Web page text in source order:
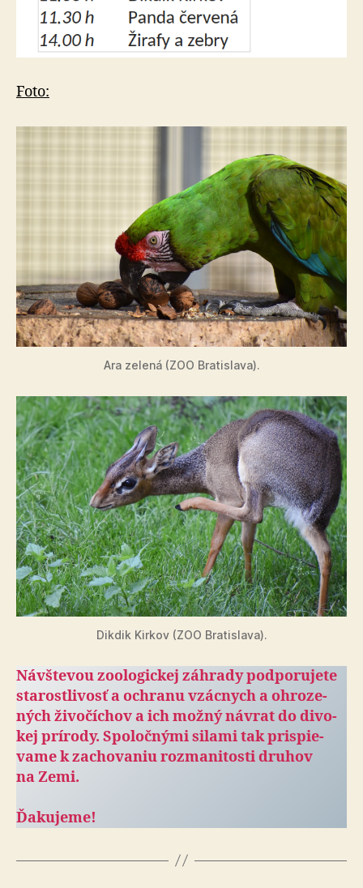
Foto:
Ara zelená (ZOO Bratislava).
Dikdik Kirkov (ZOO Bratislava).
Návštevou zoologickej záhrady pod­po­ru­je­te
sta­rostli­vosť a och­ranu vzácnych a ohro­ze­
ných ži­vo­čí­chov a ich možný návrat do di­vo­
kej prí­rody. Spo­loč­nými silami tak prispie­
vame k za­cho­va­niu roz­ma­ni­tosti druhov
na Zemi.
Ďakujeme!